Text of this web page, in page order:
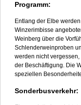
Programm:
Entlang der Elbe
Winzerimbisse
Weinberg über die
Schlenderweinproben
werden nicht
der Beschäftigung. Die
speziellen
Sonderbusverkehr: